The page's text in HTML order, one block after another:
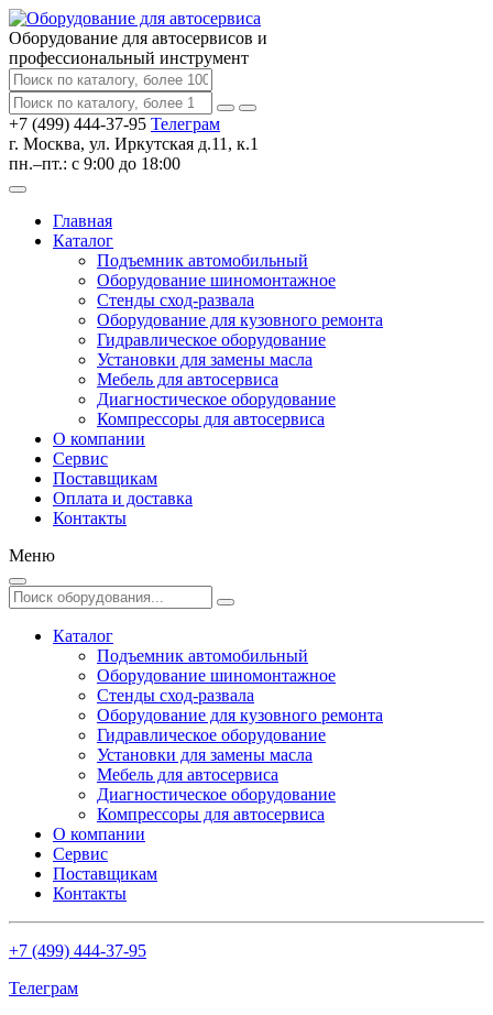
Оборудование для автосервисов и
профессиональный инструмент
+7 (499) 444-37-95 Телеграм
г. Москва, ул. Иркутская д.11, к.1
пн.–пт.: с 9:00 до 18:00
Главная
Каталог
Подъемник автомобильный
Оборудование шиномонтажное
Стенды сход-развала
Оборудование для кузовного ремонта
Гидравлическое оборудование
Установки для замены масла
Мебель для автосервиса
Диагностическое оборудование
Компрессоры для автосервиса
О компании
Сервис
Поставщикам
Оплата и доставка
Контакты
Меню
Каталог
Подъемник автомобильный
Оборудование шиномонтажное
Стенды сход-развала
Оборудование для кузовного ремонта
Гидравлическое оборудование
Установки для замены масла
Мебель для автосервиса
Диагностическое оборудование
Компрессоры для автосервиса
О компании
Сервис
Поставщикам
Контакты
+7 (499) 444-37-95
Телеграм